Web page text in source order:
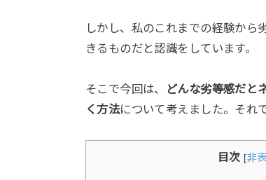
しかし、私のこれまでの経験から
きるものだと認識をしています。
そこで今回は、
どんな劣等感だと
く方法について考えました。それ
目次 [非